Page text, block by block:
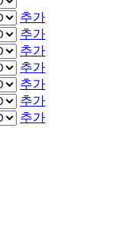
추가
추가
추가
추가
추가
추가
추가